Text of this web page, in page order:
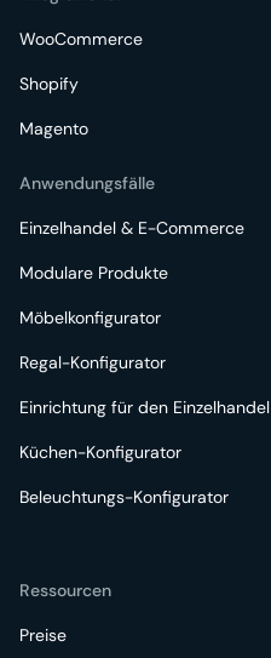
WooCommerce
Shopify
Magento
Anwendungsfälle
Einzelhandel & E-Commerce
Modulare Produkte
Möbelkonfigurator
Regal-Konfigurator
Einrichtung für den Einzelhandel
Küchen-Konfigurator
Beleuchtungs-Konfigurator
Ressourcen
Preise